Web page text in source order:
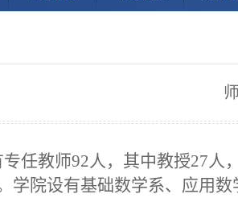
任教师92人，其中教授27人
学院设有基础数学系、应用